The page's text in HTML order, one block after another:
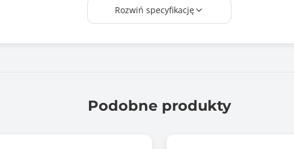
Access Point / Punkt dostępowy
Rozwiń specyfikację
Podobne produkty